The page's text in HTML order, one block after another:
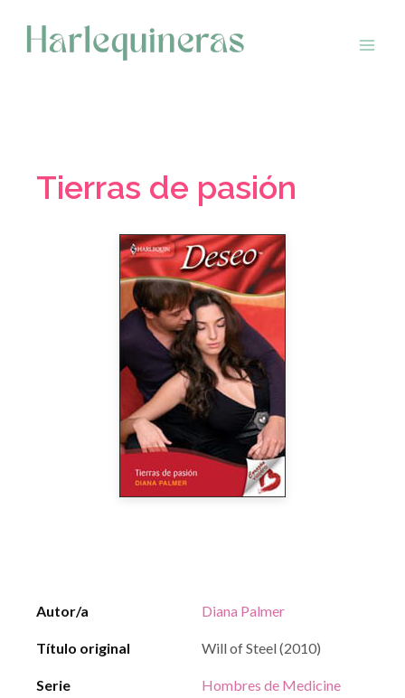
contenido
Tierras de pasión
Autor/a Diana Palmer
Título original Will of Steel (2010)
Serie
Hombres de Medicine